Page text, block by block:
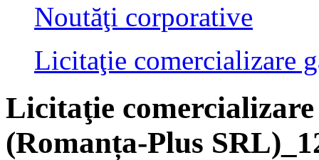
Noutăţi corporative
Licitaţie comercializare
Licitaţie
(Romanța-Plus